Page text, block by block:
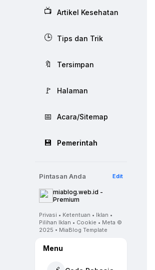
📺 Artikel Kesehatan
🕒 Tips dan Trik
🔖 Tersimpan
🚩 Halaman
📅 Acara/Sitemap
💾 Pemerintah
Pintasan Anda Edit
miablog.web.id -
Premium
Privasi • Ketentuan • Iklan •
Pilihan Iklan • Cookie • Meta ©
2025 • MiaBlog Template
Menu